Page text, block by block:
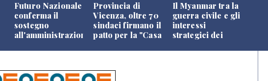
Futuro Nazionale
conferma il
sostegno
all'amministrazione
Provincia di
Vicenza, oltre 70
sindaci firmano il
patto per la "Casa
Il Myanmar tra la
guerra civile e gli
interessi
strategici dei